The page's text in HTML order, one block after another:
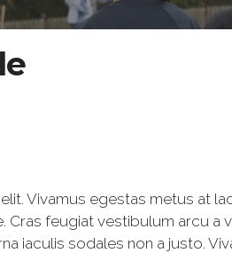
Vivamus egestas metus at
feugiat vestibulum arcu a
iaculis sodales non a justo.